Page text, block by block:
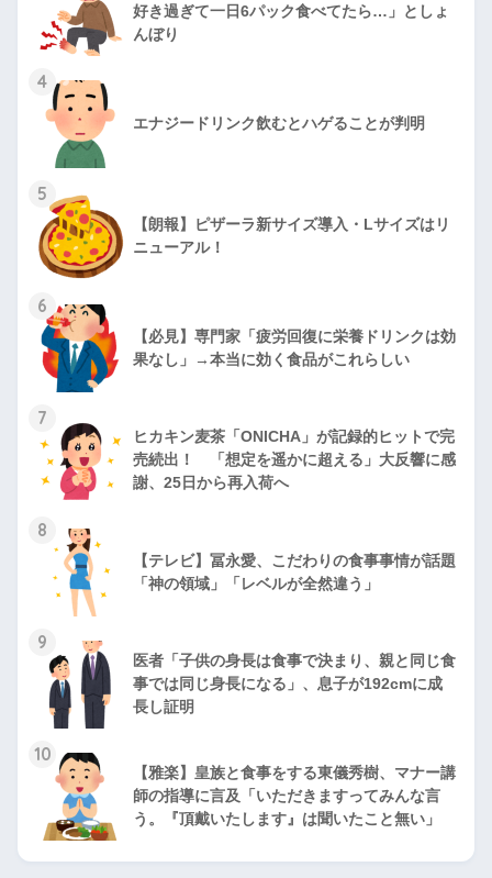
好き過ぎて一日6パック食べてたら…」としょ
んぼり
4
エナジードリンク飲むとハゲることが判明
5
【朗報】ピザーラ新サイズ導入・Lサイズはリ
ニューアル！
6
【必見】専門家「疲労回復に栄養ドリンクは効
果なし」→本当に効く食品がこれらしい
7
ヒカキン麦茶「ONICHA」が記録的ヒットで完
売続出！ 「想定を遥かに超える」大反響に感
謝、25日から再入荷へ
8
【テレビ】冨永愛、こだわりの食事事情が話題
「神の領域」「レベルが全然違う」
9
医者「子供の身長は食事で決まり、親と同じ食
事では同じ身長になる」、息子が192cmに成
長し証明
10
【雅楽】皇族と食事をする東儀秀樹、マナー講
師の指導に言及「いただきますってみんな言
う。『頂戴いたします』は聞いたこと無い」